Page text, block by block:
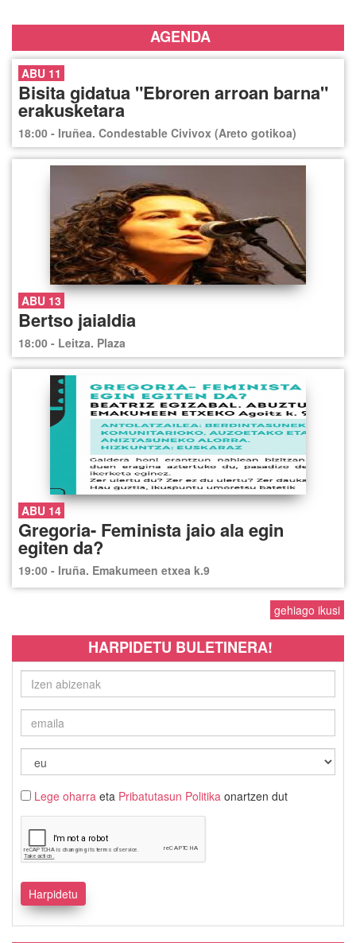
AGENDA
ABU 11
Bisita gidatua "Ebroren arroan barna"
erakusketara
18:00 - Iruñea. Condestable Civivox (Areto gotikoa)
ABU 13
Bertso jaialdia
18:00 - Leitza. Plaza
ABU 14
Gregoria- Feminista jaio ala egin
egiten da?
19:00 - Iruña. Emakumeen etxea k.9
gehiago ikusi
HARPIDETU BULETINERA!
Lege oharra eta Pribatutasun Politika onartzen dut